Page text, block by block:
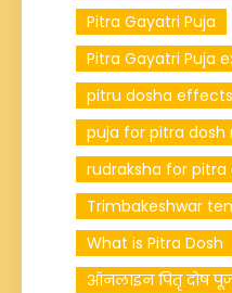
Pitra Gayatri Puja
Pitra Gayatri Puja
pitru dosha effects
puja for pitra dosh
rudraksha for pitra
Trimbakeshwar
What is Pitra Dosh
ऑनलाइन पितृ दोष